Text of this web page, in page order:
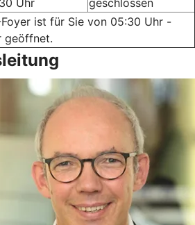
Foyer ist für Sie von 05:30 Uhr -
geöffnet.